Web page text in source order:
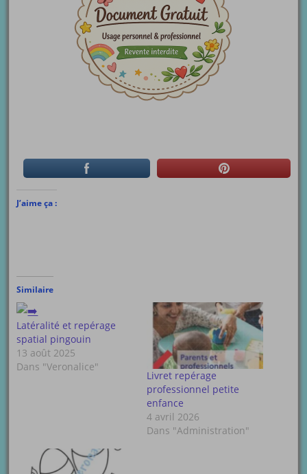
J’aime ça :
Similaire
Latéralité et repérage
spatial pingouin
13 août 2025
Dans "Veronalice"
Livret repérage
professionnel petite
enfance
4 avril 2026
Dans "Administration"